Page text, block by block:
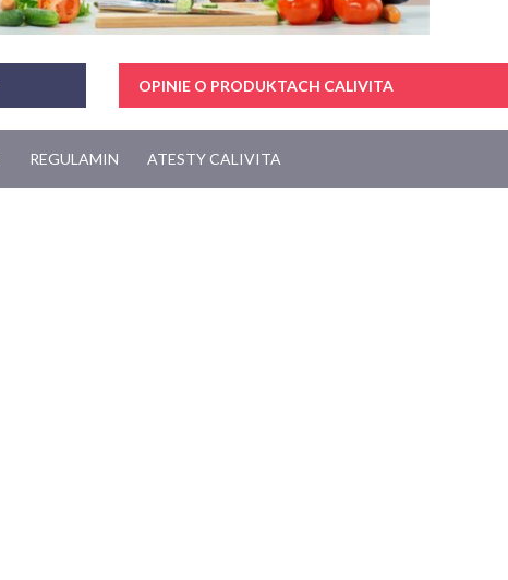
OPINIE O PRODUKTACH CALIVITA
REGULAMIN ATESTY CALIVITA